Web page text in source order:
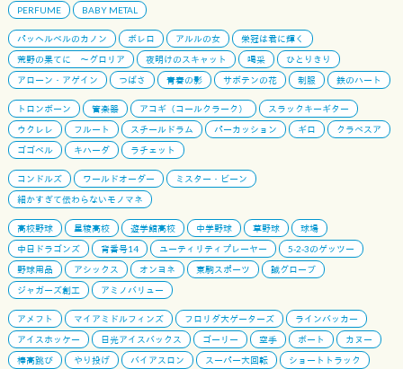
PERFUME
BABY METAL
パッヘルベルのカノン ボレロ アルルの女
栄冠は君に輝く
荒野の果てに 〜グロリア
夜明けのスキャット 喝采
ひとりきり
アローン・アゲイン
つばさ 青春の影 サボテンの花 制服 鉄のハート
トロンボーン 管楽器 アコギ（コールクラーク）
スラックキーギター
ウクレレ
フルート スチールドラム パーカッション ギロ
クラベスア
ゴゴベル
キハーダ ラチェット
コンドルズ ワールドオーダー
ミスター・ビーン
細かすぎて伝わらないモノマネ
高校野球 星稜高校 遊学館高校 中学野球 草野球
球場
中日ドラゴンズ
背番号14 ユーティリティプレーヤー
5-2-3のゲッツー
野球用品
アシックス オンヨネ 東駒スポーツ
誠グローブ
ジャガーズ創工
アミノバリュー
アメフト マイアミドルフィンズ フロリダ大ゲーターズ
ラインバッカー
アイスホッケー
日光アイスバックス ゴーリー 空手 ボート
カヌー
棒高跳び
やり投げ バイアスロン スーパー大回転 ショートトラック